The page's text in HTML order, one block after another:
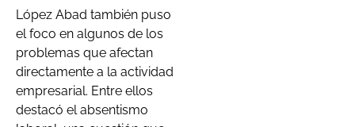
López Abad también puso
el foco en algunos de los
problemas que afectan
directamente a la actividad
empresarial. Entre ellos
destacó el absentismo